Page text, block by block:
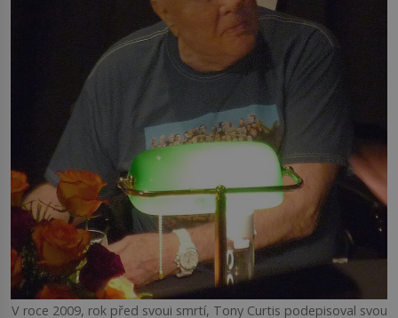
V roce 2009, rok před svoui smrtí, Tony Curtis podepisoval svou